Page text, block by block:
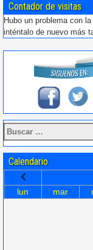
Contador de visitas
Hubo un problema con
inténtalo de nuevo más
Calendario
lun mar